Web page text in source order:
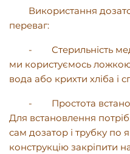
Використання
переваг:
-
Стерильність
ми користуємось
вода або крихти хліба і
-
Простота
Для встановлення
сам дозатор і трубку по
конструкцію закріпити